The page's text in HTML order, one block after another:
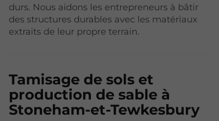
durs. Nous aidons les entrepreneurs à bâtir
des structures durables avec les matériaux
extraits de leur propre terrain.
Tamisage de sols et
production de sable à
Stoneham-et-Tewkesbury